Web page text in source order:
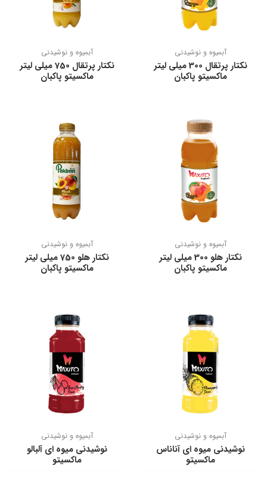
آبمیوه و نوشیدنی
نكتار پرتقال 300 ميلی ليتر
ماكسيتو پاكبان
آبمیوه و نوشیدنی
نكتار پرتقال 750 ميلی ليتر
ماكسيتو پاكبان
آبمیوه و نوشیدنی
نكتار هلو 300 ميلي ليتر
ماكسيتو پاكبان
آبمیوه و نوشیدنی
نكتار هلو 750 ميلی ليتر
ماكسيتو پاكبان
آبمیوه و نوشیدنی
نوشیدنی میوه ای آناناس
ماکسیتو
آبمیوه و نوشیدنی
نوشیدنی میوه ای آلبالو
ماکسیتو